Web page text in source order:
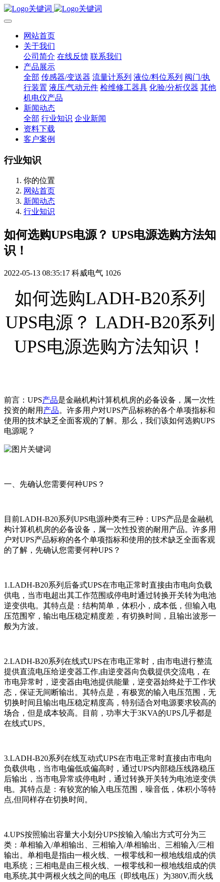
网站首页
关于我们
公司简介 在线反馈 联系我们
产品展示
全部 传感器/变送器 流量计系列 液位/料位系列 阀门/执
行装置 液压/气动元件 检维修工器具 化验/分析仪器 其他
机电仪产品
新闻动态
全部 行业知识 企业新闻
资料下载
客户案例
行业知识
你的位置
网站首页
新闻动态
行业知识
如何选购UPS电源？ UPS电源选购方法知
识！
2022-05-13 08:35:17 科威电气 1026
如何选购LADH-B20系列
UPS电源？ LADH-B20系列
UPS电源选购方法知识！
前言：UPS产品是金融机构计算机机房的必备设备，属一次性
投资的耐用 产品。许多用户对UPS产品标称的各个单项指标和
使用的技术缺乏全面客观的了解。那么，我们该如何选购UPS
电源呢？
一、先确认您需要何种UPS？
目前LADH-B20系列UPS电源种类有三种：UPS产品是金融机
构计算机机房的必备设备，属一次性投资的耐用产品。许多用
户对UPS产品标称的各个单项指标和使用的技术缺乏全面客观
的了解，先确认您需要何种UPS？
1.LADH-B20系列后备式UPS在市电正常时直接由市电向负载
供电，当市电超出其工作范围或停电时通过转换开关转为电池
逆变供电。其特点是：结构简单，体积小，成本低，但输入电
压范围窄，输出电压稳定精度差，有切换时间，且输出波形一
般为方波。
2.LADH-B20系列在线式UPS在市电正常时，由市电进行整流
提供直流电压给逆变器工作,由逆变器向负载提供交流电，在
市电异常时，逆变器由电池提供能量，逆变器始终处于工作状
态，保证无间断输出。其特点是，有极宽的输入电压范围，无
切换时间且输出电压稳定精度高，特别适合对电源要求较高的
场合，但是成本较高。目前，功率大于3KVA的UPS几乎都是
在线式UPS。
3.LADH-B20系列在线互动式UPS在市电正常时直接由市电向
负载供电，当市电偏低或偏高时，通过UPS内部稳压线路稳压
后输出，当市电异常或停电时，通过转换开关转为电池逆变供
电。其特点是：有较宽的输入电压范围，噪音低，体积小等特
点,但同样存在切换时间。
4.UPS按照输出容量大小划分UPS按输入/输出方式可分为三
类：单相输入/单相输出、三相输入/单相输出、三相输入/三相
输出。单相电是指由一根火线、一根零线和一根地线组成的供
电系统；三相电是由三根火线、一根零线和一根地线组成的供
电系统,其中两根火线之间的电压（即线电压）为380V,而火线